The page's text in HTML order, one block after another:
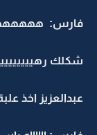
فارس:
شكلك
عبدالعزيز اخذ